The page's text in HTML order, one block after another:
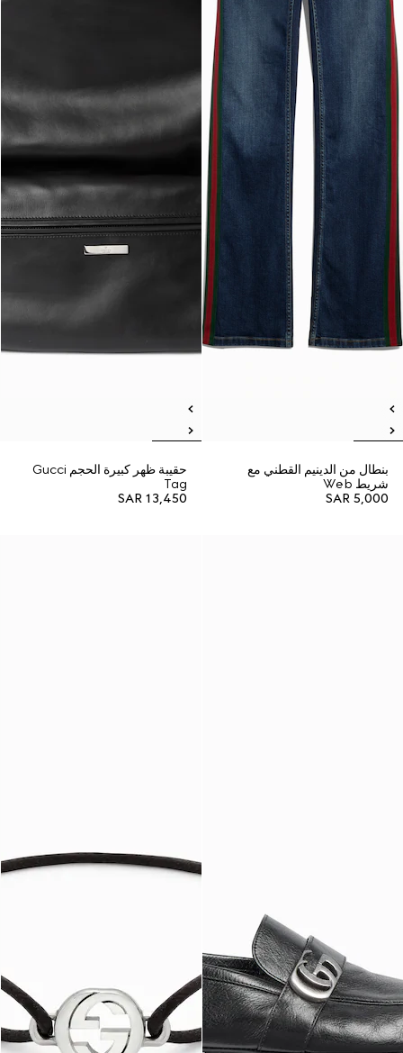
بنطال من الدينيم القطني مع
شريط Web
SAR 5,000
حقيبة ظهر كبيرة الحجم Gucci
Tag
SAR 13,450